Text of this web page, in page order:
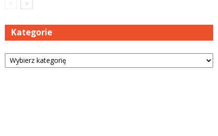
Kategorie
Kategorie